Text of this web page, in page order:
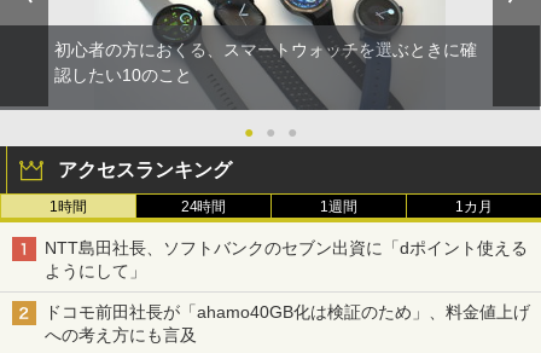
初心者の方におくる、スマートウォッチを選ぶときに確
認したい10のこと
● ● ●
アクセスランキング
1時間 24時間 1週間 1カ月
NTT島田社長、ソフトバンクのセブン出資に「dポイント使える
ようにして」
ドコモ前田社長が「ahamo40GB化は検証のため」、料金値上げ
への考え方にも言及